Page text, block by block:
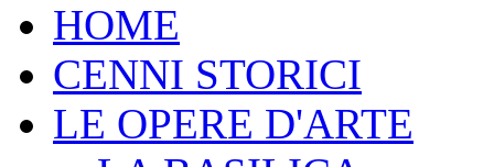
HOME
CENNI STORICI
LE OPERE D'ARTE